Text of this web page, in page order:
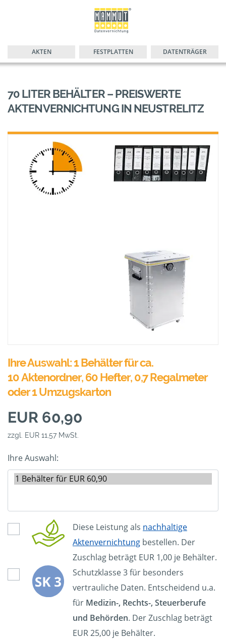
AKTEN FESTPLATTEN DATENTRÄGER
70 LITER BEHÄLTER – PREISWERTE
AKTENVERNICHTUNG IN NEUSTRELITZ
Ihre Auswahl: 1 Behälter für ca.
10 Aktenordner, 60 Hefter, 0,7 Regalmeter
oder 1 Umzugskarton
EUR 60,90
zzgl. EUR 11,57 MwSt.
Ihre Auswahl:
Diese Leistung als nachhaltige
Aktenvernichtung bestellen. Der
Zuschlag beträgt EUR 1,00 je Behälter.
Schutzklasse 3 für besonders
vertrauliche Daten. Entscheidend u.a.
für Medizin-, Rechts-, Steuerberufe
und Behörden. Der Zuschlag beträgt
EUR 25,00 je Behälter.